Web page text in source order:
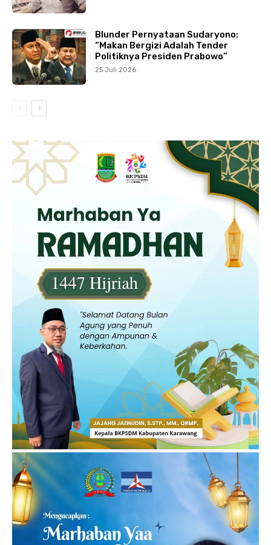
Blunder Pernyataan Sudaryono:
“Makan Bergizi Adalah Tender
Politiknya Presiden Prabowo”
25 Juli 2026